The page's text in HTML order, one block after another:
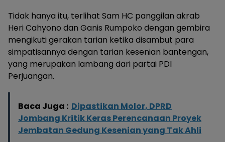
Tidak hanya itu, terlihat Sam HC panggilan akrab
Heri Cahyono dan Ganis Rumpoko dengan gembira
mengikuti gerakan tarian ketika disambut para
simpatisannya dengan tarian kesenian bantengan,
yang merupakan lambang dari partai PDI
Perjuangan.
Baca Juga : Dipastikan Molor, DPRD
Jombang Kritik Keras Perencanaan Proyek
Jembatan Gedung Kesenian yang Tak Ahli